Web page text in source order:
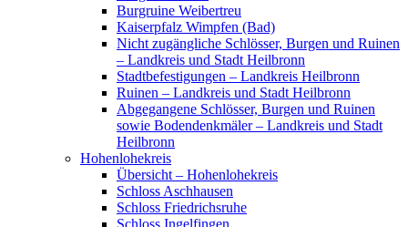
Burgruine Weibertreu
Kaiserpfalz Wimpfen (Bad)
Nicht zugängliche Schlösser, Burgen und Ruinen
– Landkreis und Stadt Heilbronn
Stadtbefestigungen – Landkreis Heilbronn
Ruinen – Landkreis und Stadt Heilbronn
Abgegangene Schlösser, Burgen und Ruinen
sowie Bodendenkmäler – Landkreis und Stadt
Heilbronn
Hohenlohekreis
Übersicht – Hohenlohekreis
Schloss Aschhausen
Schloss Friedrichsruhe
Schloss Ingelfingen